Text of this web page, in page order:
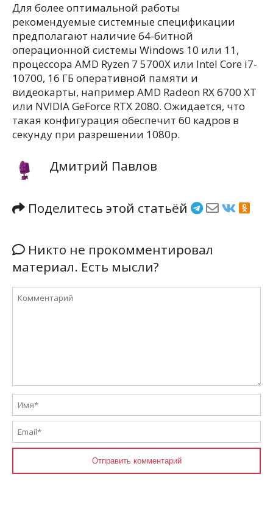
Для более оптимальной работы
рекомендуемые системные спецификации
предполагают наличие 64-битной
операционной системы Windows 10 или 11,
процессора AMD Ryzen 7 5700X или Intel Core i7-
10700, 16 ГБ оперативной памяти и
видеокарты, например AMD Radeon RX 6700 XT
или NVIDIA GeForce RTX 2080. Ожидается, что
такая конфигурация обеспечит 60 кадров в
секунду при разрешении 1080p.
Дмитрий Павлов
Поделитесь этой статьёй
Никто не прокомментировал
материал. Есть мысли?